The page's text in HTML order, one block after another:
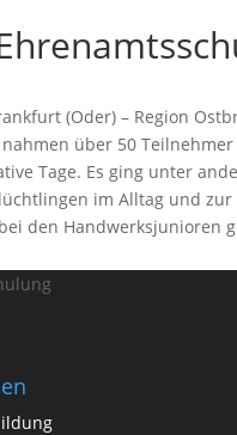
(Oder) – Region
über 50
Tage. Es ging unter
im Alltag und
den Handwerksjunioren